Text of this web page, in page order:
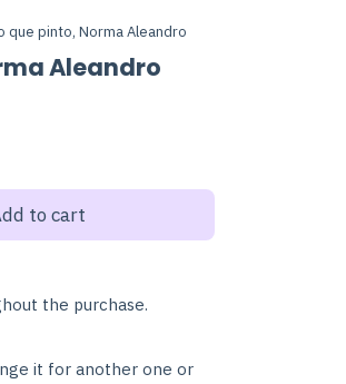
que pinto, Norma Aleandro
Aleandro
the purchase.
it for another one or